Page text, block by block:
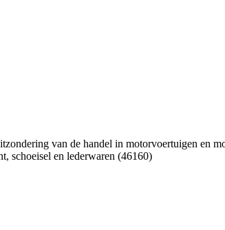
van de handel in motorvoertuigen en
schoeisel en lederwaren (46160)